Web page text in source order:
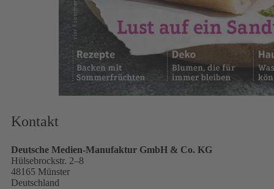
inkl. MwSt.
Zum Warenkorb hinzufügen
Zur Wunschliste hinzufügen
Kontakt
Deutsche Medien-Manufaktur GmbH & Co. KG
Hülsebrockstr. 2–8
48165 Münster
Deutschland